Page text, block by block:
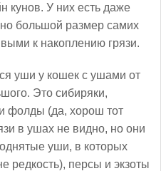
кунов. У них есть даже
большой размер самих
к накоплению грязи.
уши у кошек с ушами от
Это сибиряки,
фолды (да, хорош тот
в ушах не видно, но они
уши, в которых
редкость), персы и экзоты